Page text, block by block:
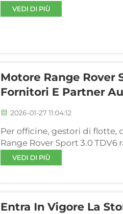
fornitore di motori giusto in
garantire un flusso operativo
VEDI DI PIÙ
Motore Range Rover
Fornitori E Partner
2026-01-27 11:04:12
Per officine, gestori di
Range Rover Sport 3.0
premium a gasolio; tuttavia,
Quando si cercano ricambi...
VEDI DI PIÙ
Entra In Vigore La